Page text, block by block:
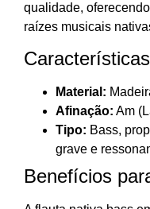
qualidade,
raízes musicais
Material:
Afinação: Am
Tipo: Bass,
grave e
Benefícios